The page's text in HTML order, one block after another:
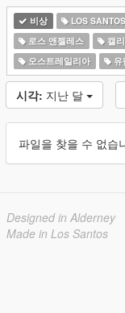
비상 LOS SANTOS
로스 앤젤레스
캘
오스트레일리아
유
시각: 지난 달
파일을 찾을 수 없습
Designed in Alderney
Made in Los Santos